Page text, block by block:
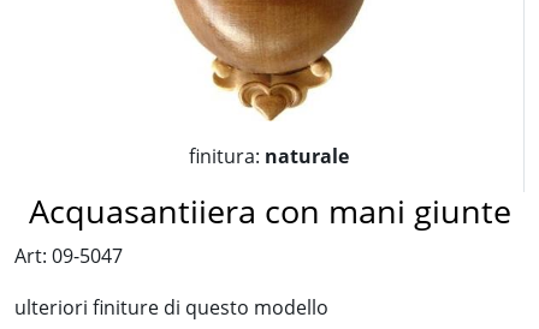
finitura: naturale
Acquasantiiera con mani giunte
Art: 09-5047
ulteriori finiture di questo modello